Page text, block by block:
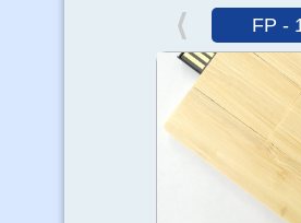
FP -